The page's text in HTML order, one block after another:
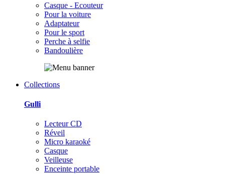
Casque - Ecouteur
Pour la voiture
Adaptateur
Pour le sport
Perche à selfie
Bandoulière
Collections
Gulli
Lecteur CD
Réveil
Micro karaoké
Casque
Veilleuse
Enceinte portable